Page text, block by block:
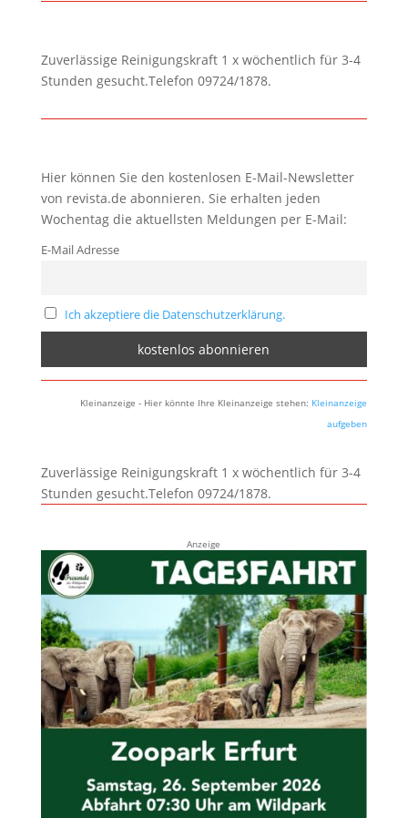
Zuverlässige Reinigungskraft 1 x wöchentlich für 3-4
Stunden gesucht.Telefon 09724/1878.
Hier können Sie den kostenlosen E-Mail-Newsletter
von revista.de abonnieren. Sie erhalten jeden
Wochentag die aktuellsten Meldungen per E-Mail:
E-Mail Adresse
Ich akzeptiere die Datenschutzerklärung.
Kleinanzeige - Hier könnte Ihre Kleinanzeige stehen: Kleinanzeige
aufgeben
Zuverlässige Reinigungskraft 1 x wöchentlich für 3-4
Stunden gesucht.Telefon 09724/1878.
Anzeige